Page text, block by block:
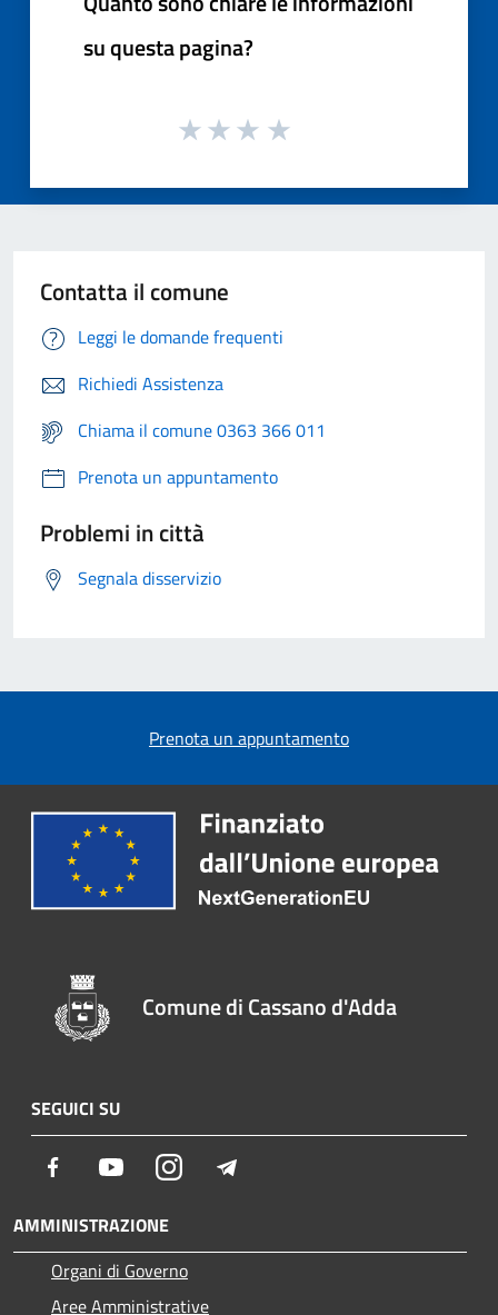
su questa pagina?
Contatta il comune
Leggi le domande frequenti
Richiedi Assistenza
Chiama il comune 0363 366 011
Prenota un appuntamento
Problemi in città
Segnala disservizio
Prenota un appuntamento
Comune di Cassano d'Adda
SEGUICI SU
Facebook YoutubeInstagram
AMMINISTRAZIONE
Organi di Governo
Aree Amministrative